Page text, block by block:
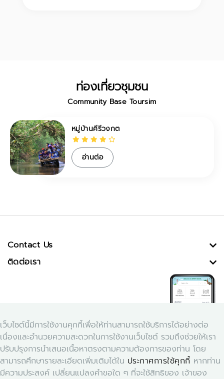
ท่องเที่ยวชุมชน
Community Base Toursim
หมู่บ้านคีรีวงกต
อ่านต่อ
เว็บไซต์นี้มีการใช้งานคุกกี้เพื่อให้ท่านสามารถใช้บริการได้อย่างต่อ
เนื่องและอำนวยความสะดวกในการใช้งานเว็บไซต์ รวมถึงช่วยให้เรา
ปรับปรุงการนำเสนอเนื้อหาตรงตามความต้องการของท่าน โดย
สามารถศึกษารายละเอียดเพิ่มเติมได้ใน ประกาศการใช้คุกกี้ หากท่าน
มีความประสงค์ เปลี่ยนแปลงคำขอใด ๆ ที่จะใช้สิทธิของ เจ้าของ
Contact Us
ติดต่อเรา
Download Application Smart Dasta